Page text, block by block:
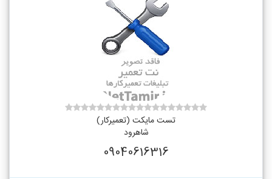
تست مایکت (تعمیرکار)
شاهرود
09040616316